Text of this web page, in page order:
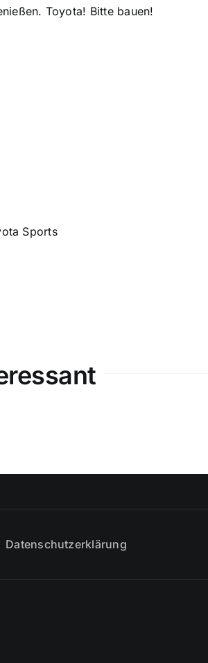
Toyota! Bitte bauen!
Sports
Datenschutzerklärung